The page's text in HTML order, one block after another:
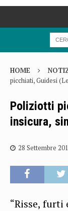
HOME
picchiati, Guidesi
Poliziotti
insicura,
28 Settembre
“Risse, furti